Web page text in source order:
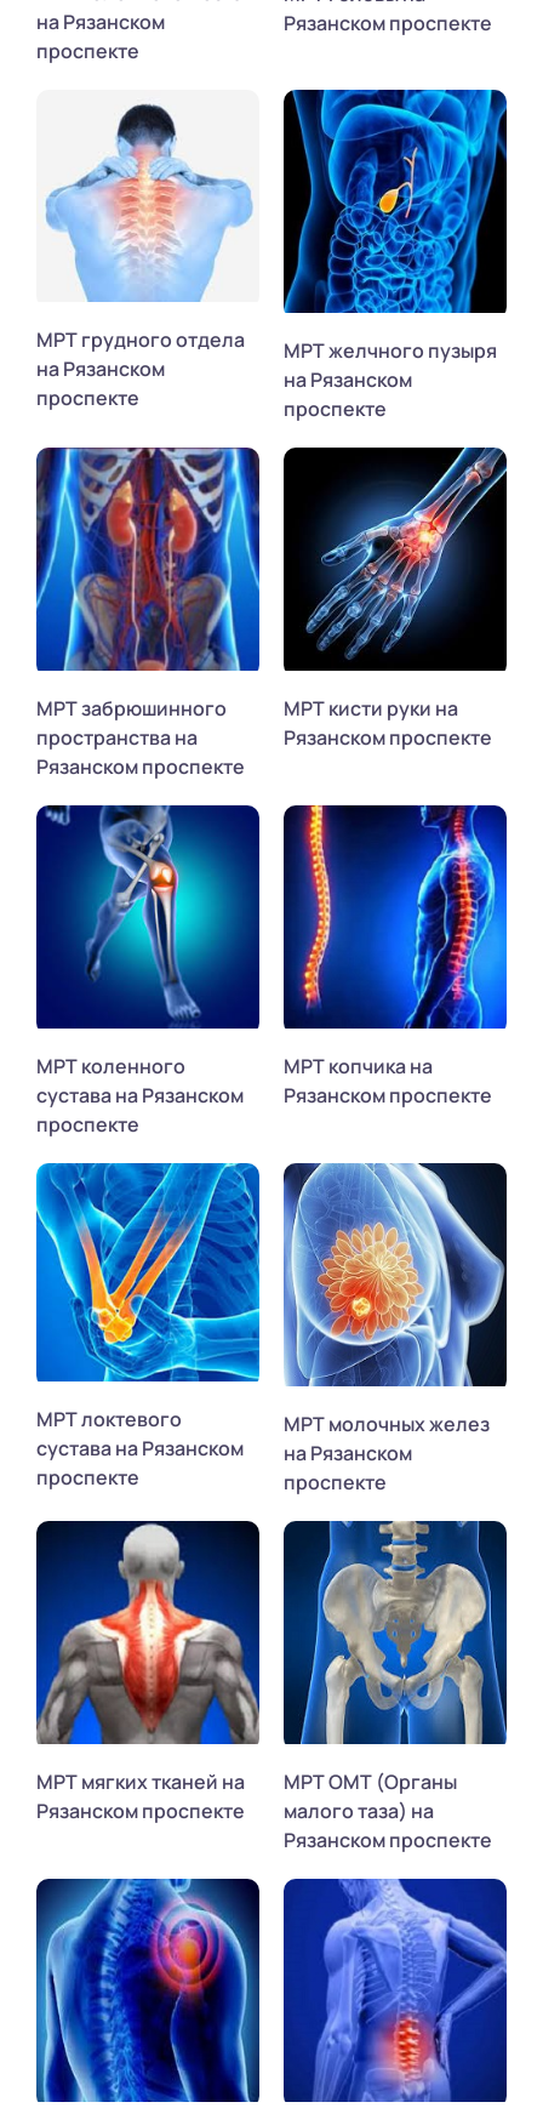
на Рязанском
проспекте
Рязанском проспекте
МРТ грудного отдела
на Рязанском
проспекте
МРТ желчного пузыря
на Рязанском
проспекте
МРТ забрюшинного
пространства на
Рязанском проспекте
МРТ кисти руки на
Рязанском проспекте
МРТ коленного
сустава на Рязанском
проспекте
МРТ копчика на
Рязанском проспекте
МРТ локтевого
сустава на Рязанском
проспекте
МРТ молочных желез
на Рязанском
проспекте
МРТ мягких тканей на
Рязанском проспекте
МРТ ОМТ (Органы
малого таза) на
Рязанском проспекте